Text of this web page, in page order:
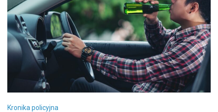
Kronika policyjna